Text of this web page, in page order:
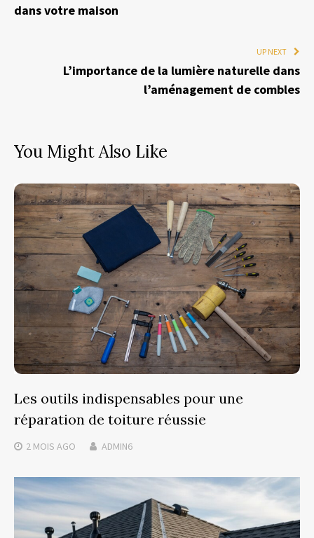
dans votre maison
UP NEXT
L’importance de la lumière naturelle dans
l’aménagement de combles
You Might Also Like
Les outils indispensables pour une
réparation de toiture réussie
2 MOIS AGO ADMIN6